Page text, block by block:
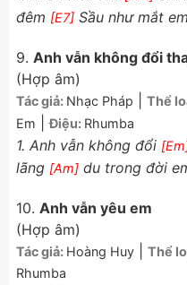
đêm [E7] Sầu như mắt
9. Anh vẫn không đổi
(Hợp âm)
Tác giả: Nhạc Pháp Thể
Em
|Điệu: Rhumba
1. Anh vẫn không đổi
lãng [Am] du trong đời
10. Anh vẫn yêu em
(Hợp âm)
Tác giả: Hoàng Huy Thể
Rhumba